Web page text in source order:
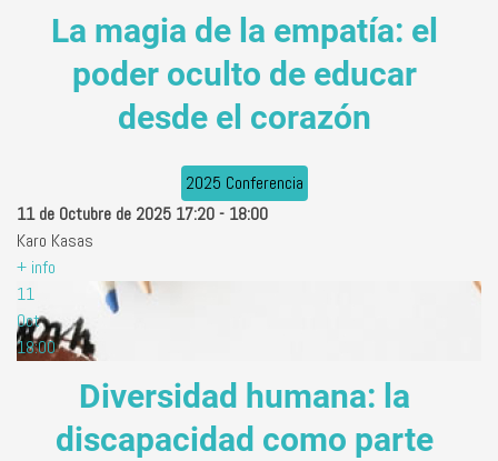
La magia de la empatía: el
poder oculto de educar
desde el corazón
2025 Conferencia
11 de Octubre de 2025 17:20- 18:00
Karo Kasas
+ info
11
Oct
18:00
Diversidad humana: la
discapacidad como parte